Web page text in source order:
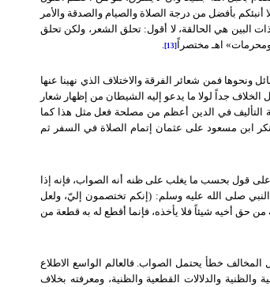
بأفضل من درجة الصلاة والصيام والصدقة والأمر
البين هي الحالقة، لا أقول: تحلق الشعر، ولكن تحلق
اهـ مختصراً[13]
ونحوها فمن شعائر الفرقة والاختلاف الذي نهينا عنها
جداً لولا ما يدعو إليه الشيطان من إظهار شعار
التأليف في الدين أعظم من مصلحة فعل مثل هذا كما
ابن مسعود على عثمان إتمام الصلاة في السفر ثم
على قول بحسب ما يغلب على ظنه أنه الصواب، فإنه إذا
صلى الله عليه وسلم: (إنكم تختصمون إليّ، ولعل
أخيه شيئاً فلا يأخذه، فإنما أقطع له به قطعة من
خطأ يحتمل الصواب. فالعالم الواسع الاطلاع
والظنية والدلالات القطعية والظنية، ومعرفته بخلاف